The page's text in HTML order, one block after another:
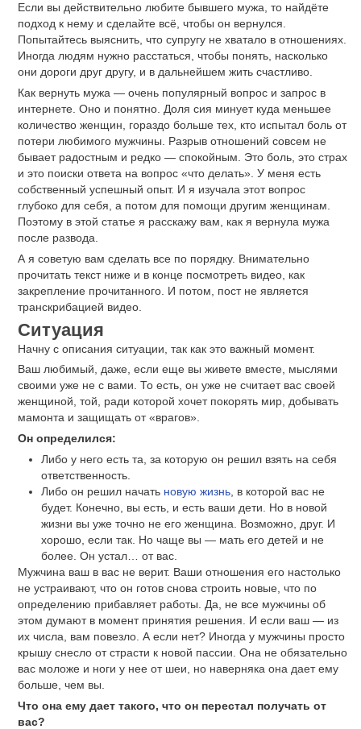
Если вы действительно любите бывшего мужа, то найдёте
подход к нему и сделайте всё, чтобы он вернулся.
Попытайтесь выяснить, что супругу не хватало в отношениях.
Иногда людям нужно расстаться, чтобы понять, насколько
они дороги друг другу, и в дальнейшем жить счастливо.
Как вернуть мужа — очень популярный вопрос и запрос в
интернете. Оно и понятно. Доля сия минует куда меньшее
количество женщин, гораздо больше тех, кто испытал боль от
потери любимого мужчины. Разрыв отношений совсем не
бывает радостным и редко — спокойным. Это боль, это страх
и это поиски ответа на вопрос «что делать». У меня есть
собственный успешный опыт. И я изучала этот вопрос
глубоко для себя, а потом для помощи другим женщинам.
Поэтому в этой статье я расскажу вам, как я вернула мужа
после развода.
А я советую вам сделать все по порядку. Внимательно
прочитать текст ниже и в конце посмотреть видео, как
закрепление прочитанного. И потом, пост не является
транскрибацией видео.
Ситуация
Начну с описания ситуации, так как это важный момент.
Ваш любимый, даже, если еще вы живете вместе, мыслями
своими уже не с вами. То есть, он уже не считает вас своей
женщиной, той, ради которой хочет покорять мир, добывать
мамонта и защищать от «врагов».
Он определился:
Либо у него есть та, за которую он решил взять на себя
ответственность.
Либо он решил начать новую жизнь, в которой вас не
будет. Конечно, вы есть, и есть ваши дети. Но в новой
жизни вы уже точно не его женщина. Возможно, друг. И
хорошо, если так. Но чаще вы — мать его детей и не
более. Он устал… от вас.
Мужчина ваш в вас не верит. Ваши отношения его настолько
не устраивают, что он готов снова строить новые, что по
определению прибавляет работы. Да, не все мужчины об
этом думают в момент принятия решения. И если ваш — из
их числа, вам повезло. А если нет? Иногда у мужчины просто
крышу снесло от страсти к новой пассии. Она не обязательно
вас моложе и ноги у нее от шеи, но наверняка она дает ему
больше, чем вы.
Что она ему дает такого, что он перестал получать от
вас?